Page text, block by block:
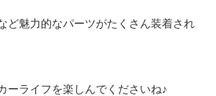
ど魅力的なパーツがたくさん装着され
ーライフを楽しんでくださいね♪